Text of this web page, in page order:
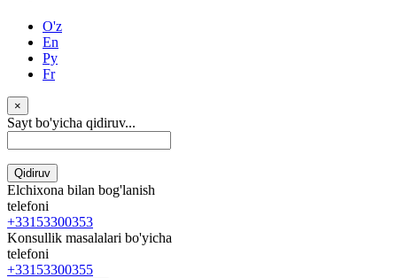
O'z
En
Ру
Fr
×
Sayt bo'yicha qidiruv...
Qidiruv
Elchixona bilan bog'lanish
telefoni
+33153300353
Konsullik masalalari bo'yicha
telefoni
+33153300355